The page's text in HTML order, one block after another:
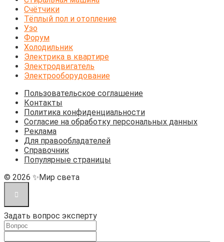
Счётчики
Тёплый пол и отопление
Узо
Форум
Холодильник
Электрика в квартире
Электродвигатель
Электрооборудование
Пользовательское соглашение
Контакты
Политика конфиденциальности
Согласие на обработку персональных данных
Реклама
Для правообладателей
Справочник
Популярные страницы
© 2026 ✨Мир света
Задать вопрос эксперту